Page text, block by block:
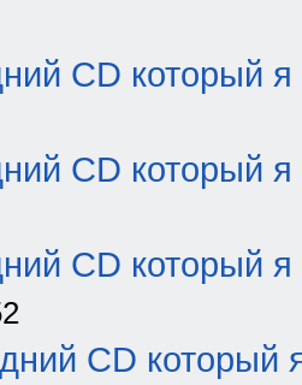
CD который я
CD который я
CD который я
CD который